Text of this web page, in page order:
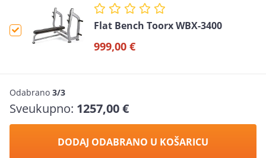
Flat Bench Toorx WBX-3400
999,00 €
Odabrano 3/3
Sveukupno: 1257,00 €
DODAJ ODABRANO U KOŠARICU